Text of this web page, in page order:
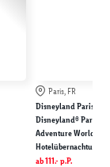
Paris, FR
Disneyland Paris:
Disneyland® Park &
Adventure World
Hotelübernachtung
ab111.- p.P.